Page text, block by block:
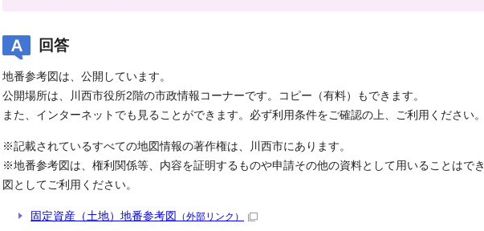
回答
地番参考図は、公開しています。
公開場所は、川西市役所2階の市政情報コーナーです。コピー（有料）もできます。
また、インターネットでも見ることができます。必ず利用条件をご確認の上、ご利用ください。
※記載されているすべての地図情報の著作権は、川西市にあります。
※地番参考図は、権利関係等、内容を証明するものや申請その他の資料として用いることはで
図としてご利用ください。
固定資産（土地）地番参考図 （外部リンク）